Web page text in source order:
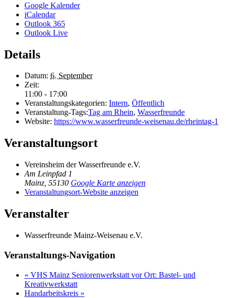
Google Kalender
iCalendar
Outlook 365
Outlook Live
Details
Datum: 6. September
Zeit:
11:00 - 17:00
Veranstaltungskategorien: Intern, Öffentlich
Veranstaltung-Tags:Tag am Rhein, Wasserfreunde
Website: https://www.wasserfreunde-weisenau.de/rheintag-1
Veranstaltungsort
Vereinsheim der Wasserfreunde e.V.
Am Leinpfad 1
Mainz 55130 Google Karte anzeigen
Veranstaltungsort-Website anzeigen
Veranstalter
Wasserfreunde Mainz-Weisenau e.V.
Veranstaltungs-Navigation
« VHS Mainz Seniorenwerkstatt vor Ort: Bastel- und
Kreativwerkstatt
Handarbeitskreis »